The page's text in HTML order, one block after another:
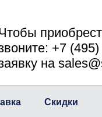
+7
на
Скидки